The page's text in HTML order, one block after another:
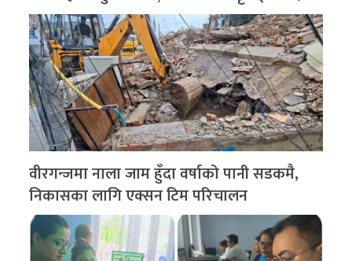
वीरगन्जमा नाला जाम हुँदा वर्षाको पानी सडकमै,
निकासका लागि एक्सन टिम परिचालन